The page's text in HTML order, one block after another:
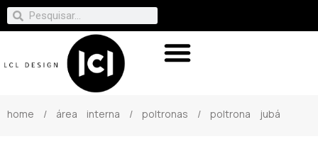
home / área interna / poltronas / poltrona jubá